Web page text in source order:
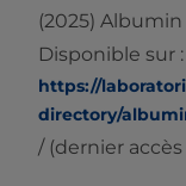
(2025)
Disponible sur :
https://
directory/
/ (dernier accès